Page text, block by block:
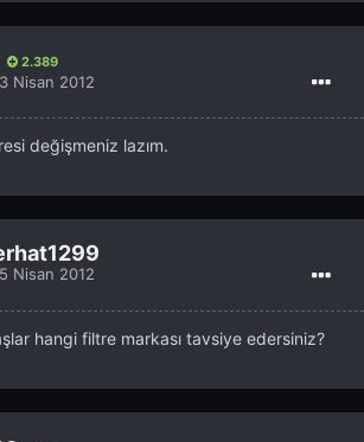
2.389
Nisan 2012
değişmeniz lazım.
Nisan 2012
hangi filtre markası tavsiye edersiniz?